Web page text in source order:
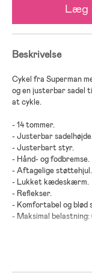
Læg
Beskrivelse
Cykel fra Superman
og en justerbar sadel
at cykle.
- 14 tommer.
- Justerbar
- Justerbart styr.
- Hånd- og fodbremse.
- Aftagelige støttehjul.
- Lukket kædeskærm.
- Reflekser.
- Komfortabel og blød
- Maksimal belastning: